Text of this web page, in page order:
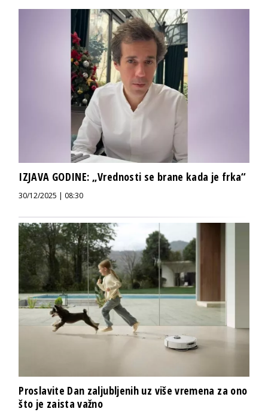
IZJAVA GODINE: „Vrednosti se brane kada je frka“
30/12/2025 | 08:30
Proslavite Dan zaljubljenih uz više vremena za ono
što je zaista važno